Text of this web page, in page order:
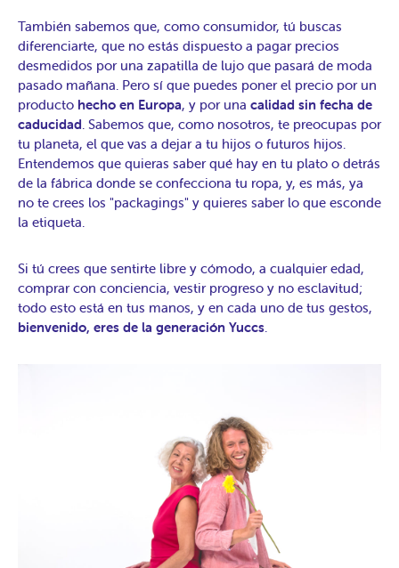
También sabemos que, como consumidor, tú buscas
diferenciarte, que no estás dispuesto a pagar precios
desmedidos por una zapatilla de lujo que pasará de moda
pasado mañana. Pero sí que puedes poner el precio por un
producto hecho en Europa, y por una calidad sin fecha de
caducidad. Sabemos que, como nosotros, te preocupas por
tu planeta, el que vas a dejar a tu hijos o futuros hijos.
Entendemos que quieras saber qué hay en tu plato o detrás
de la fábrica donde se confecciona tu ropa, y, es más, ya
no te crees los "packagings" y quieres saber lo que esconde
la etiqueta.
Si tú crees que sentirte libre y cómodo, a cualquier edad,
comprar con conciencia, vestir progreso y no esclavitud;
todo esto está en tus manos, y en cada uno de tus gestos,
bienvenido, eres de la generación Yuccs.